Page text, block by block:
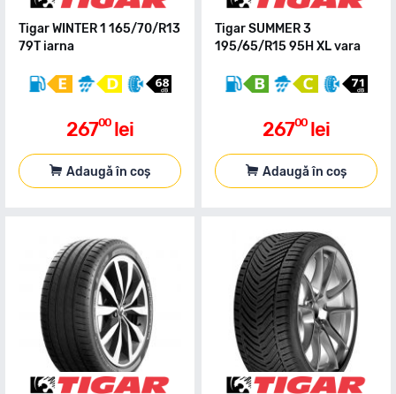
Tigar WINTER 1 165/70/R13
79T iarna
26700 lei
Adaugă în coș
Tigar SUMMER 3
195/65/R15 95H XL vara
26700 lei
Adaugă în coș